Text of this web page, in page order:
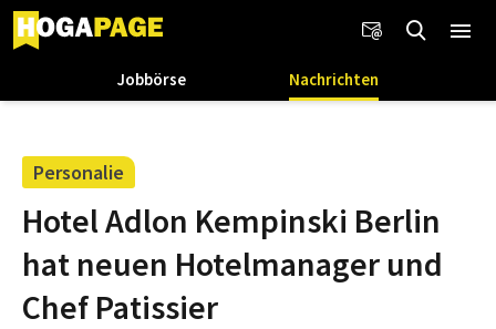
Jobbörse Nachrichten
Personalie
Hotel Adlon Kempinski Berlin
hat neuen Hotelmanager und
Chef Patissier